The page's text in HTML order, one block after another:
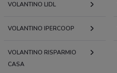
VOLANTINO LIDL
VOLANTINO IPERCOOP
VOLANTINO RISPARMIO
CASA